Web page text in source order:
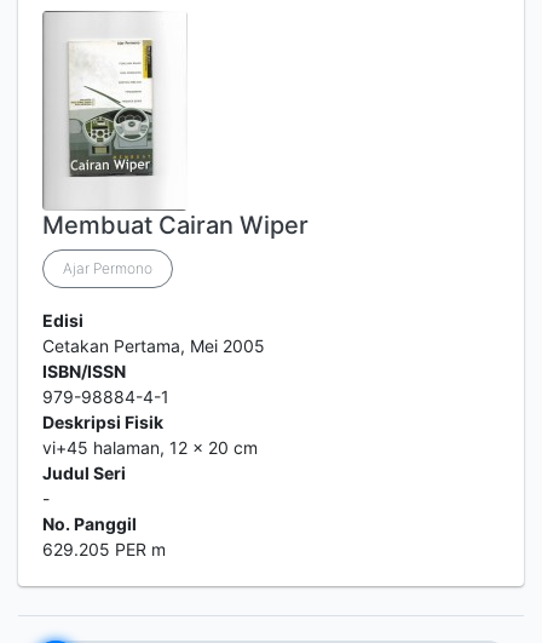
Membuat Cairan Wiper
Ajar Permono
Edisi
Cetakan Pertama, Mei 2005
ISBN/ISSN
979-98884-4-1
Deskripsi Fisik
vi+45 halaman, 12 x 20 cm
Judul Seri
-
No. Panggil
629.205 PER m